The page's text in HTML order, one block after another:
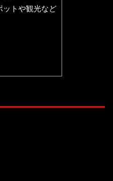
ットや観光など